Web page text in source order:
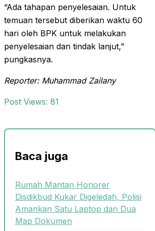
“Ada tahapan penyelesaian. Untuk
temuan tersebut diberikan waktu 60
hari oleh BPK untuk melakukan
penyelesaian dan tindak lanjut,”
pungkasnya.
Reporter: Muhammad Zailany
Post Views: 81
Baca juga
Rumah Mantan Honorer
Disdikbud Kukar Digeledah, Polisi
Amankan Satu Laptop dan Dua
Map Dokumen